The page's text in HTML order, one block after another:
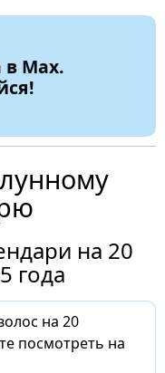
Max.
на 20
года
на 20
посмотреть на